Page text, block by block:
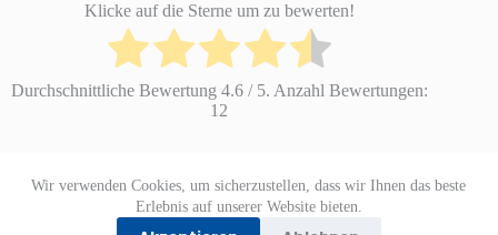
Wir verwenden Cookies, um sicherzustellen, dass wir Ihnen das beste
Erlebnis auf unserer Website bieten.
Klicke auf die Sterne um zu bewerten!
Durchschnittliche Bewertung 4.6/ 5. Anzahl Bewertungen:
12
Datenschutzerklärung Impressum